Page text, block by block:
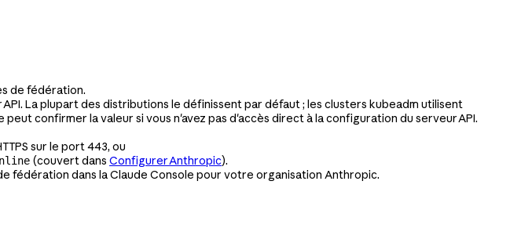
de fédération.
La plupart des distributions le définissent par défaut ; les clusters kubeadm utilisent
confirmer la valeur si vous n'avez pas d'accès direct à la configuration du serveur API.
sur le port 443, ou
(couvert dans Configurer Anthropic).
dans la Claude Console pour votre organisation Anthropic.